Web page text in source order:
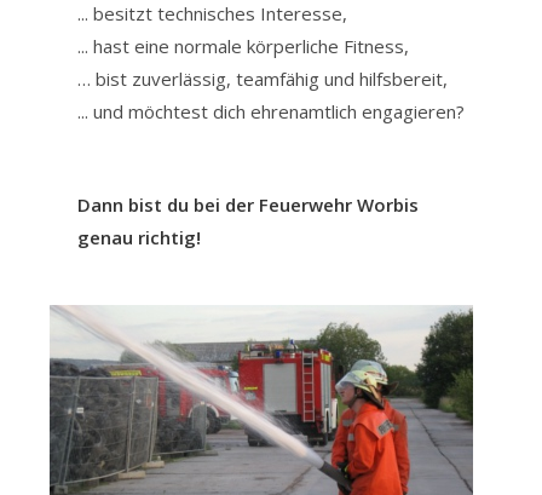
... besitzt technisches Interesse,
... hast eine normale körperliche Fitness,
… bist zuverlässig, teamfähig und hilfsbereit,
... und möchtest dich ehrenamtlich engagieren?
Dann bist du bei der Feuerwehr Worbis
genau richtig!